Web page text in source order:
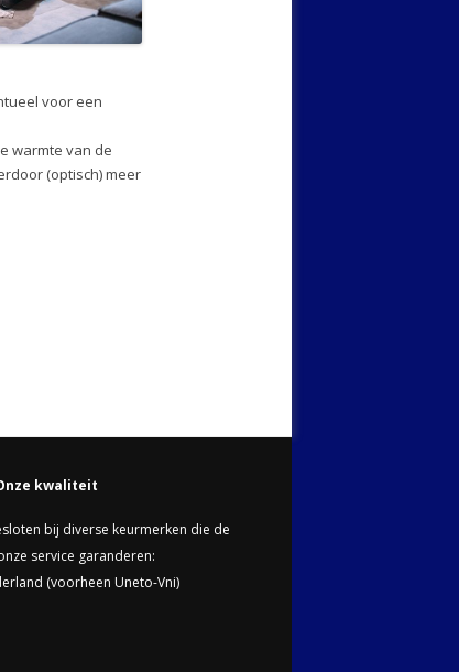
voor een
warmte van de
(optisch) meer
kwaliteit
bij diverse keurmerken die de
service garanderen:
(voorheen Uneto-Vni)